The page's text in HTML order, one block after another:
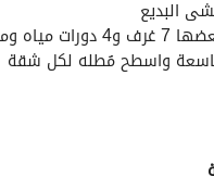
البديع
واسطح مُطله لكل شقة